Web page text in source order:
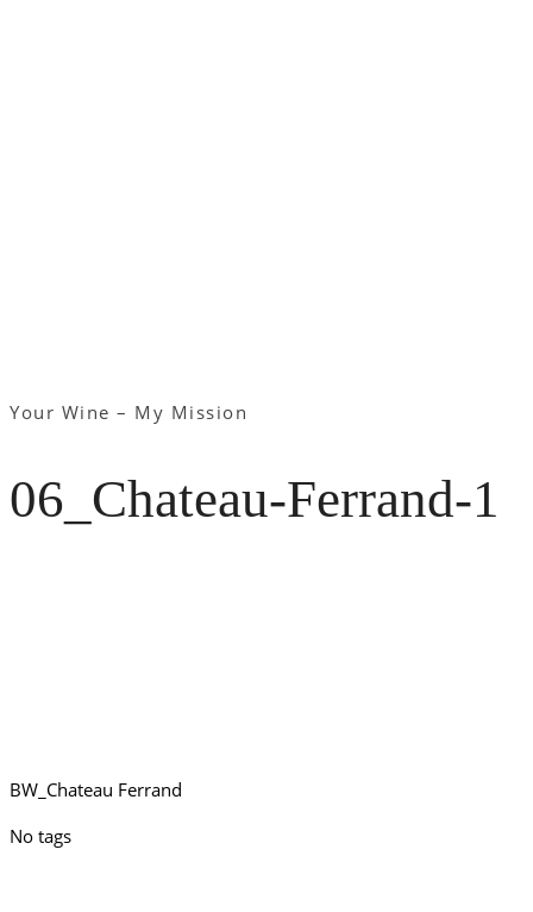
Your Wine – My Mission
06_Chateau-Ferrand-1
BW_Chateau Ferrand
No tags